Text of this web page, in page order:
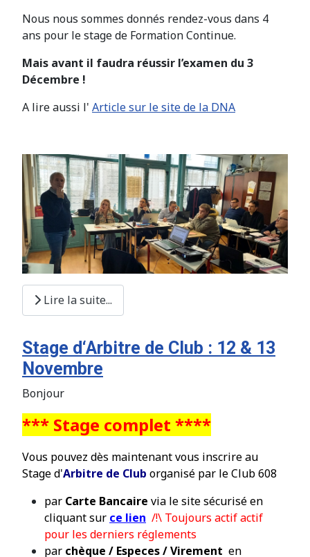
Nous nous sommes donnés rendez-vous dans 4
ans pour le stage de Formation Continue.
Mais avant il faudra réussir l’examen du 3
Décembre !
A lire aussi l' Article sur le site de la DNA
Lire la suite...
Stage d‘Arbitre de Club : 12 & 13
Novembre
Bonjour
*** Stage complet ****
Vous pouvez dès maintenant vous inscrire au
Stage d'Arbitre de Club organisé par le Club 608
par Carte Bancaire via le site sécuriséen
cliquant sur ce lien /!\ Toujours actif actif
pour les derniers réglements
par chèque / Especes / Virement en